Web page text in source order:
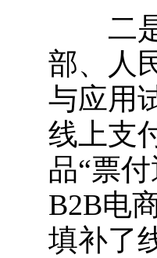
二是
部、人
与应用
线上支
品“票
B2B电
填补了